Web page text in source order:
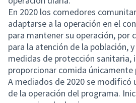
En 2020 los comedores
adaptarse a la operación en el
para mantener su operación, por
para la atención de la población,
medidas de protección sanitaria,
proporcionar comida únicamente
A mediados de 2020 se modificó
de la operación del programa.